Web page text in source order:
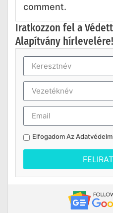
comment.
Iratkozzon fel a
Alapítvány hírlevelére!
Elfogadom Az